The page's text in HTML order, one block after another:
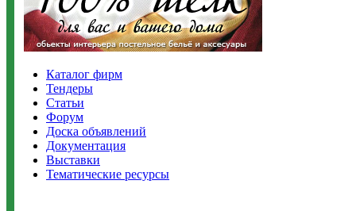
Каталог фирм
Тендеры
Статьи
Форум
Доска объявлений
Документация
Выставки
Тематические ресурсы